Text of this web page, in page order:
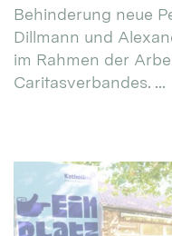
Behinderung neue
Dillmann und
im Rahmen der
Caritasverbandes. ...